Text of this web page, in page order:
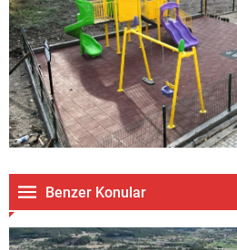
Benzer Konular